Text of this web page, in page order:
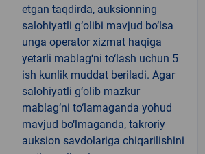
etgan taqdirda, auksionning
salohiyatli g‘olibi mavjud bo‘lsa
unga operator xizmat haqiga
yetarli mablag‘ni to‘lash uchun 5
ish kunlik muddat beriladi. Agar
salohiyatli g‘olib mazkur
mablag‘ni to‘lamaganda yohud
mavjud bo‘lmaganda, takroriy
auksion savdolariga chiqarilishini